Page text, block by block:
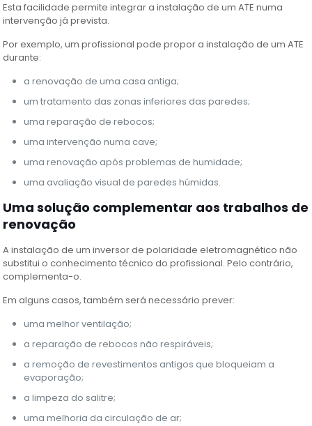
Esta facilidade permite integrar a instalação de um ATE numa
intervenção já prevista.
Por exemplo, um profissional pode propor a instalação de um ATE
durante:
a renovação de uma casa antiga;
um tratamento das zonas inferiores das paredes;
uma reparação de rebocos;
uma intervenção numa cave;
uma renovação após problemas de humidade;
uma avaliação visual de paredes húmidas.
Uma solução complementar aos trabalhos de
renovação
A instalação de um inversor de polaridade eletromagnético não
substitui o conhecimento técnico do profissional. Pelo contrário,
complementa-o.
Em alguns casos, também será necessário prever:
uma melhor ventilação;
a reparação de rebocos não respiráveis;
a remoção de revestimentos antigos que bloqueiam a
evaporação;
a limpeza do salitre;
uma melhoria da circulação de ar;